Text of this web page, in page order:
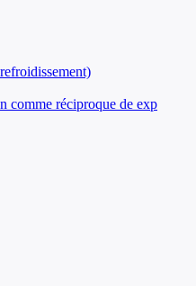
comme réciproque de exp